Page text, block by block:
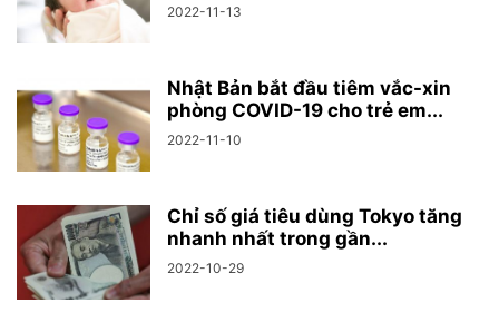
2022-11-13
Nhật Bản bắt đầu tiêm vắc-xin
phòng COVID-19 cho trẻ em...
2022-11-10
Chỉ số giá tiêu dùng Tokyo tăng
nhanh nhất trong gần...
2022-10-29